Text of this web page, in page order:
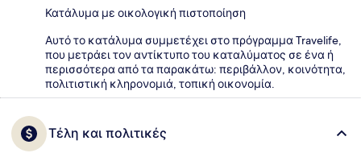
Κατάλυμα με οικολογική πιστοποίηση
Αυτό το κατάλυμα συμμετέχει στο πρόγραμμα Travelife,
που μετράει τον αντίκτυπο του καταλύματος σε ένα ή
περισσότερα από τα παρακάτω: περιβάλλον, κοινότητα,
πολιτιστική κληρονομιά, τοπική οικονομία.
Τέλη και πολιτικές